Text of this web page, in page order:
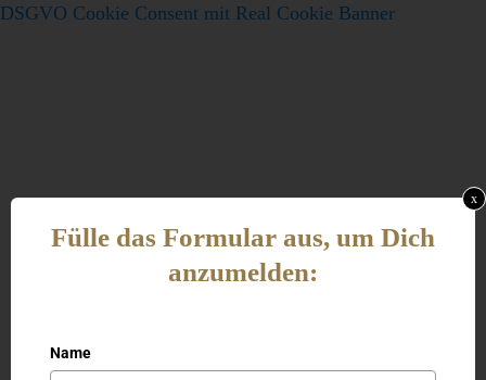
Fülle das Formular aus, um Dich
anzumelden:
Name
x
DSGVO Cookie Consent mit Real Cookie Banner